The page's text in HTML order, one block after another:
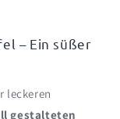
– Ein süßer
leckeren
gestalteten